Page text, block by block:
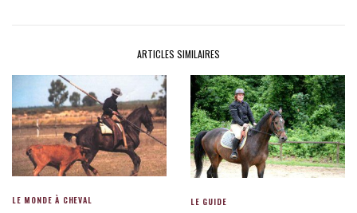
ARTICLES SIMILAIRES
LE MONDE À CHEVAL LE GUIDE